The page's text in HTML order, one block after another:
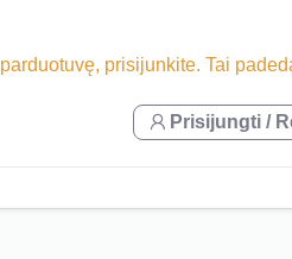
prisijunkite. Tai
Prisijungti /